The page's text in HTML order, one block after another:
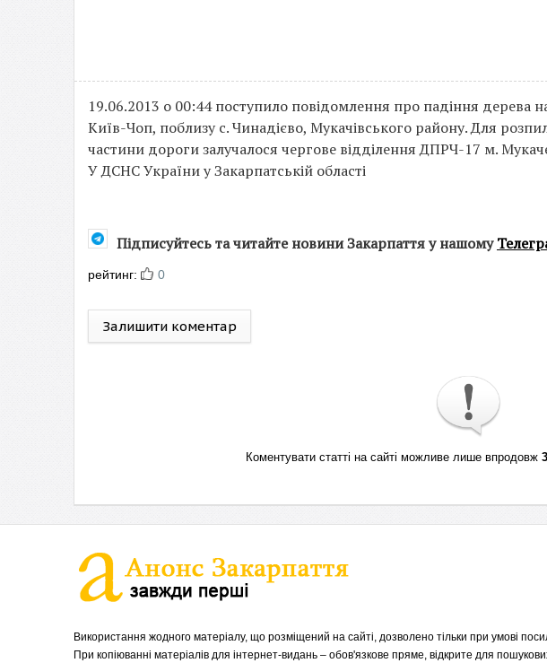
19.06.2013 о 00:44 поступило повідомлення про падіння дерева
Київ-Чоп, поблизу с. Чинадієво, Мукачівського району. Для
частини дороги залучалося чергове відділення ДПРЧ-17 м.
У ДСНС України у Закарпатській області
Підписуйтесь та читайте новини Закарпаття у нашому
рейтинг: 0
Залишити коментар
Коментувати статті на сайті можливе лише впродовж
Використання жодного матеріалу, що розміщений на сайті, дозволено тільки при умові
При копіюванні матеріалів для інтернет-видань – обов'язкове пряме, відкрите для